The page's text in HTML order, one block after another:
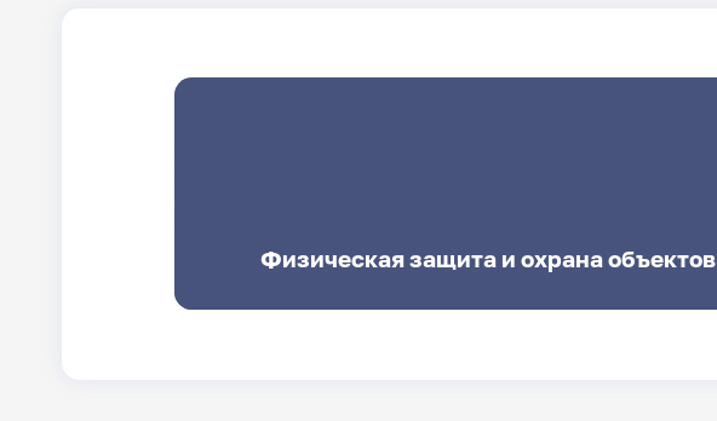
Физическая защита и охрана объектов